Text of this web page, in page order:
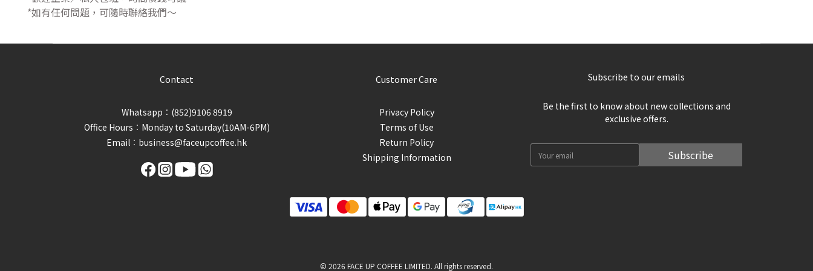
*如有任何問題，可隨時聯絡我們～
Contact
Whatsapp︰(852)9106 8919
Office Hours︰Monday to Saturday(10AM-6PM)
Email︰business@faceupcoffee.hk
Customer Care
Privacy Policy
Terms of Use
Return Policy
Shipping Information
Subscribe to our emails
Be the first to know about new collections and
exclusive offers.
Subscribe
© 2026 FACE UP COFFEE LIMITED. All rights reserved.